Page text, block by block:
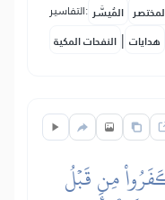
التفاسير: المُيسَّر
النفحات المكية | هدايات
مِن قَبۡلُ